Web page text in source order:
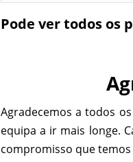
Pode ver todos os
Agradecemos a todos
equipa a ir mais longe.
compromisso que temos